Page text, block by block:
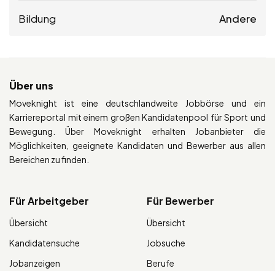
Bildung Andere
Über uns
Moveknight ist eine deutschlandweite Jobbörse und ein
Karriereportal mit einem großen Kandidatenpool für Sport und
Bewegung. Über Moveknight erhalten Jobanbieter die
Möglichkeiten, geeignete Kandidaten und Bewerber aus allen
Bereichen zu finden.
Für Arbeitgeber
Übersicht
Kandidatensuche
Jobanzeigen
Für Bewerber
Übersicht
Jobsuche
Berufe